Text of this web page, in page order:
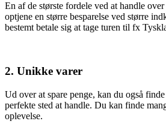
En af de største fordele ved at handle
optjene en større besparelse ved større
bestemt betale sig at tage turen til fx
2. Unikke varer
Ud over at spare penge, kan du også
perfekte sted at handle. Du kan finde
oplevelse.